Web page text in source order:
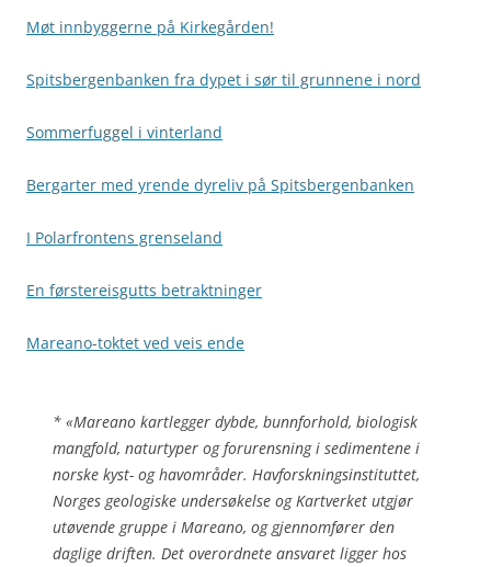
Møt innbyggerne på Kirkegården!
Spitsbergenbanken fra dypet i sør til grunnene i nord
Sommerfuggel i vinterland
Bergarter med yrende dyreliv på Spitsbergenbanken
I Polarfrontens grenseland
En førstereisgutts betraktninger
Mareano-toktet ved veis ende
* «Mareano kartlegger dybde, bunnforhold, biologisk
mangfold, naturtyper og forurensning i sedimentene i
norske kyst- og havområder. Havforskningsinstituttet,
Norges geologiske undersøkelse og Kartverket utgjør
utøvende gruppe i Mareano, og gjennomfører den
daglige driften. Det overordnete ansvaret ligger hos